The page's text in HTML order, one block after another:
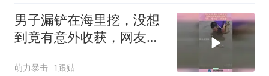
男子漏铲在海里挖，没想
到竟有意外收获，网友一
萌力暴击 1跟贴